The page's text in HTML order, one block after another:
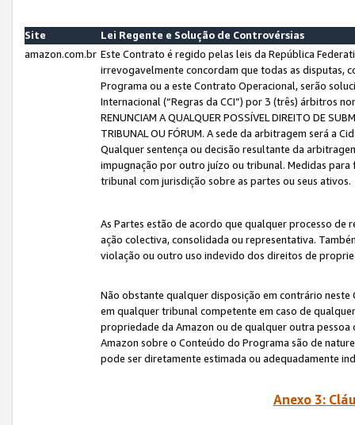
Site
Lei Regente e Solução de Controvérsias
amazon.com.br Este Contrato é regido pelas leis da República
irrevogavelmente concordam que todas as disputas,
Programa ou a este Contrato Operacional, serão
Internacional (“Regras da CCI”) por 3 (três) árbitros
RENUNCIAM A QUALQUER POSSÍVEL DIREITO DE
TRIBUNAL OU FÓRUM. A sede da arbitragem será a
Qualquer sentença ou decisão resultante da
impugnação por outro juízo ou tribunal. Medidas
tribunal com jurisdição sobre as partes ou seus ativos.
As Partes estão de acordo que qualquer processo
ação colectiva, consolidada ou representativa.
violação ou outro uso indevido dos direitos de
Não obstante qualquer disposição em contrário
em qualquer tribunal competente em caso de
propriedade da Amazon ou de qualquer outra
Amazon sobre o Conteúdo do Programa são de
pode ser diretamente estimada ou adequadamente
Anexo 3: